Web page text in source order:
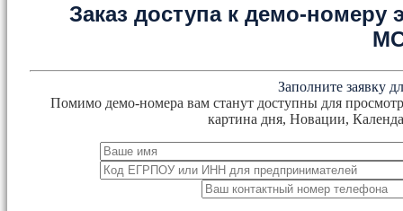
Заказ доступа к демо-номеру
Заполните заявку
Помимо демо-номера вам станут доступны для
картина дня, Новации,